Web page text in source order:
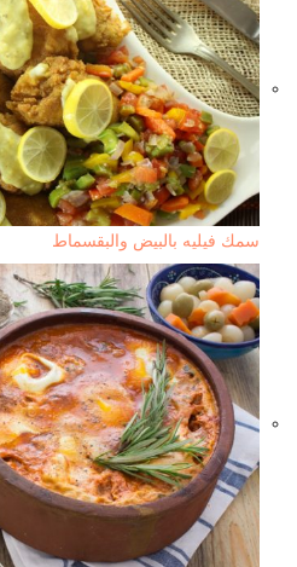
سمك فيليه بالبيض والبقسماط